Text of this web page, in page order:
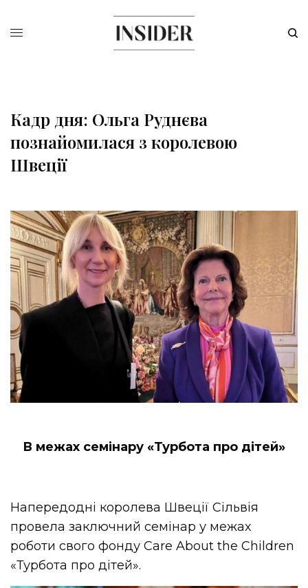
Кадр дня: Ольга Руднєва
познайомилася з королевою
Швеції
В межах семінару «Турбота про дітей»
Напередодні королева Швеції Сільвія
провела заключний семінар у межах
роботи свого фонду Care About the Children
«Турбота про дітей».